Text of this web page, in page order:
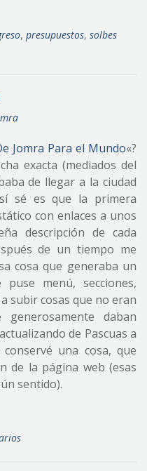
, presupuestos, solbes
Jomra Para el Mundo«?
exacta (mediados del
de llegar a la ciudad
sé es que la primera
con enlaces a unos
descripción de cada
de un tiempo me
cosa que generaba un
menú, secciones,
subir cosas que no eran
daban
de Pascuas a
una cosa, que
de la página web (esas
sentido).